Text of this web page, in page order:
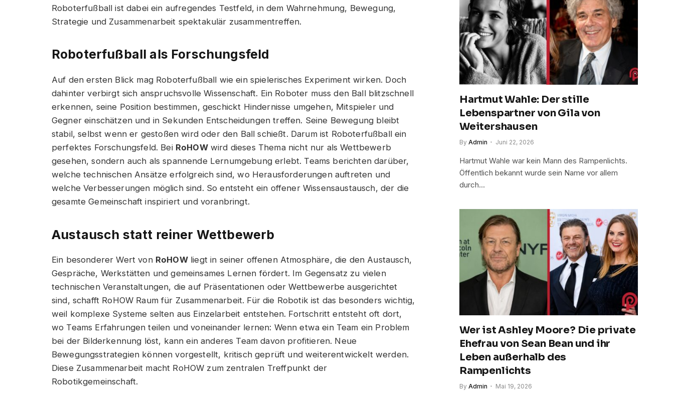
Roboterfußball ist dabei ein aufregendes Testfeld, in dem Wahrnehmung, Bewegung,
Strategie und Zusammenarbeit spektakulär zusammentreffen.
Roboterfußball als Forschungsfeld
Auf den ersten Blick mag Roboterfußball wie ein spielerisches Experiment wirken. Doch
dahinter verbirgt sich anspruchsvolle Wissenschaft. Ein Roboter muss den Ball blitzschnell
erkennen, seine Position bestimmen, geschickt Hindernisse umgehen, Mitspieler und
Gegner einschätzen und in Sekunden Entscheidungen treffen. Seine Bewegung bleibt
stabil, selbst wenn er gestoßen wird oder den Ball schießt. Darum ist Roboterfußball ein
perfektes Forschungsfeld. Bei RoHOWwird dieses Thema nicht nur als Wettbewerb
gesehen, sondern auch als spannende Lernumgebung erlebt. Teams berichten darüber,
welche technischen Ansätze erfolgreich sind, wo Herausforderungen auftreten und
welche Verbesserungen möglich sind. So entsteht ein offener Wissensaustausch, der die
gesamte Gemeinschaft inspiriert und voranbringt.
Austausch statt reiner Wettbewerb
Ein besonderer Wert von RoHOWliegt in seiner offenen Atmosphäre, die den Austausch,
Gespräche, Werkstätten und gemeinsames Lernen fördert. Im Gegensatz zu vielen
technischen Veranstaltungen, die auf Präsentationen oder Wettbewerbe ausgerichtet
sind, schafft RoHOW Raum für Zusammenarbeit. Für die Robotik ist das besonders wichtig,
weil komplexe Systeme selten aus Einzelarbeit entstehen. Fortschritt entsteht oft dort,
wo Teams Erfahrungen teilen und voneinander lernen: Wenn etwa ein Team ein Problem
bei der Bilderkennung löst, kann ein anderes Team davon profitieren. Neue
Bewegungsstrategien können vorgestellt, kritisch geprüft und weiterentwickelt werden.
Diese Zusammenarbeit macht RoHOW zum zentralen Treffpunkt der
Robotikgemeinschaft.
Hartmut Wahle: Der stille
Lebenspartner von Gila von
Weitershausen
By Admin Juni 22, 2026
Hartmut Wahle war kein Mann des Rampenlichts.
Öffentlich bekannt wurde sein Name vor allem
durch…
Wer ist Ashley Moore? Die private
Ehefrau von Sean Bean und ihr
Leben außerhalb des
Rampenlichts
By Admin Mai 19, 2026